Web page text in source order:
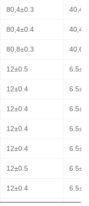
80,4±0.3
80,4±0.4
80,8±0.3
12±0.5
12±0.4
12±0.4
12±0.4
12±0.4
12±0.5
12±0.4